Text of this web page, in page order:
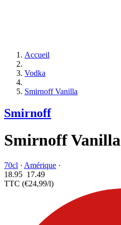
Accueil
Vodka
Smirnoff Vanilla
Smirnoff
Smirnoff Vanilla
70cl · Amérique ·
18.95 17.49
TTC (€24,99/l)